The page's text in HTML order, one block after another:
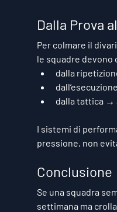
Dalla Prova
Per colmare il
le squadre devono
dalla
dalla tattica →
I sistemi di
pressione, non
Conclusione
Se una squadra
settimana ma